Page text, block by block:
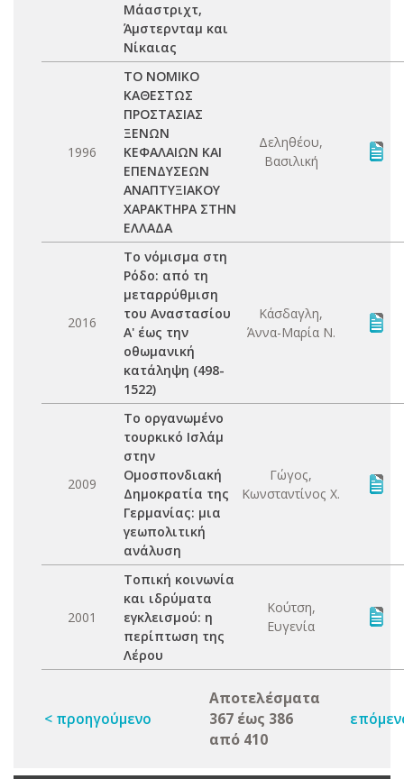
Μάαστριχτ,
Άμστερνταμ και
Νίκαιας
1996
ΤΟ ΝΟΜΙΚΟ
ΚΑΘΕΣΤΩΣ
ΠΡΟΣΤΑΣΙΑΣ
ΞΕΝΩΝ
ΚΕΦΑΛΑΙΩΝ ΚΑΙ
ΕΠΕΝΔΥΣΕΩΝ
ΑΝΑΠΤΥΞΙΑΚΟΥ
ΧΑΡΑΚΤΗΡΑ ΣΤΗΝ
ΕΛΛΑΔΑ
Δεληθέου,
Βασιλική
2016
Το νόμισμα στη
Ρόδο: από τη
μεταρρύθμιση
του Αναστασίου
Α' έως την
οθωμανική
κατάληψη (498-
1522)
Κάσδαγλη,
Άννα-Μαρία Ν.
2009
Το οργανωμένο
τουρκικό Ισλάμ
στην
Ομοσπονδιακή
Δημοκρατία της
Γερμανίας: μια
γεωπολιτική
ανάλυση
Γώγος,
Κωνσταντίνος Χ.
2001
Τοπική κοινωνία
και ιδρύματα
εγκλεισμού: η
περίπτωση της
Λέρου
Κούτση,
Ευγενία
< προηγούμενο
Αποτελέσματα
367 έως 386
από 410